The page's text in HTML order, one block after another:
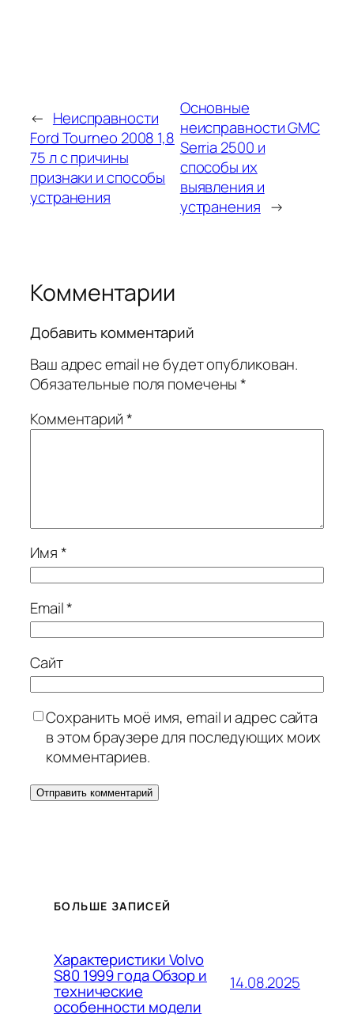
← Неисправности
Ford Tourneo 2008 1,8
75 л с причины
признаки и способы
устранения
Основные
неисправности GMC
Serria 2500 и
способы их
выявления и
устранения →
Комментарии
Добавить комментарий
Ваш адрес email не будет опубликован.
Обязательные поля помечены*
Комментарий*
Имя*
Email*
Сайт
Сохранить моё имя, email и адрес сайта
в этом браузере для последующих моих
комментариев.
БОЛЬШЕ ЗАПИСЕЙ
Характеристики Volvo
S80 1999 года Обзор и
технические
особенности модели
14.08.2025